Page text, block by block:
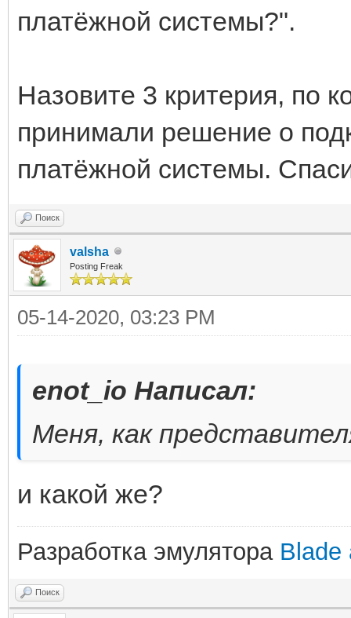
платёжной системы?".
Назовите 3 критерия, по
принимали решение о
платёжной системы.
Поиск
valsha
Posting Freak
05-14-2020, 03:23 PM
enot_io Написал:
Меня, как
и какой же?
Разработка эмулятора Blade
Поиск